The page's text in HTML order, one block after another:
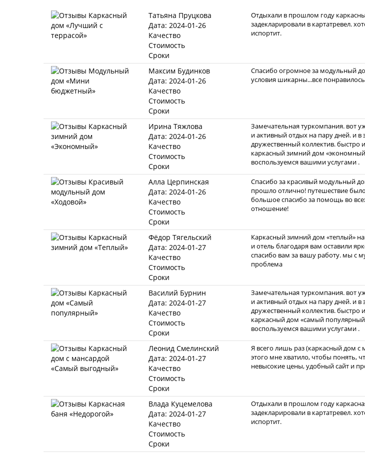
Татьяна Пруцкова
Дата: 2024-01-26
Качество
Стоимость
Сроки
Отдыхали в прошлом году
задекларировали в картатревел.
испортит.
Максим Будинков
Дата: 2024-01-26
Качество
Стоимость
Сроки
Спасибо огромное за модульный
условия шикарны...все понравилось
Ирина Тяжлова
Дата: 2024-01-26
Качество
Стоимость
Сроки
Замечательная туркомпания. вот
и активный отдых на пару дней. и
дружественный коллектив.
каркасный зимний дом
воспользуемся вашими услугами .
Алла Церпинская
Дата: 2024-01-26
Качество
Стоимость
Сроки
Спасибо за красивый модульный
прошло отлично! путешествие
большое спасибо за помощь во
отношение!
Фёдор Тягельский
Дата: 2024-01-27
Качество
Стоимость
Сроки
Каркасный зимний дом «теплый»
и отель благодаря вам оставили
спасибо вам за вашу работу. мы с
проблема
Василий Бурнин
Дата: 2024-01-27
Качество
Стоимость
Сроки
Замечательная туркомпания. вот
и активный отдых на пару дней. и
дружественный коллектив.
каркасный дом «самый
воспользуемся вашими услугами .
Леонид Смелинский
Дата: 2024-01-27
Качество
Стоимость
Сроки
Я всего лишь раз (каркасный дом с
этого мне хватило, чтобы понять,
невысокие цены, удобный сайт и
Влада Куцемелова
Дата: 2024-01-27
Качество
Стоимость
Сроки
Отдыхали в прошлом году
задекларировали в картатревел.
испортит.